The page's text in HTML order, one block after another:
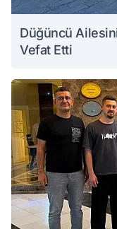
Düğüncü
Vefat Etti